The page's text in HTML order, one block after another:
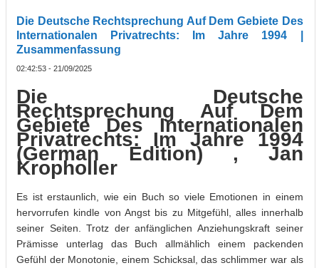
Die Deutsche Rechtsprechung Auf Dem Gebiete Des
Internationalen Privatrechts: Im Jahre 1994 |
Zusammenfassung
02:42:53 - 21/09/2025
Die Deutsche
Rechtsprechung Auf Dem
Gebiete Des Internationalen
Privatrechts: Im Jahre 1994
(German Edition) , Jan
Kropholler
Es ist erstaunlich, wie ein Buch so viele Emotionen in einem
hervorrufen kindle von Angst bis zu Mitgefühl, alles innerhalb
seiner Seiten. Trotz der anfänglichen Anziehungskraft seiner
Prämisse unterlag das Buch allmählich einem packenden
Gefühl der Monotonie, einem Schicksal, das schlimmer war als